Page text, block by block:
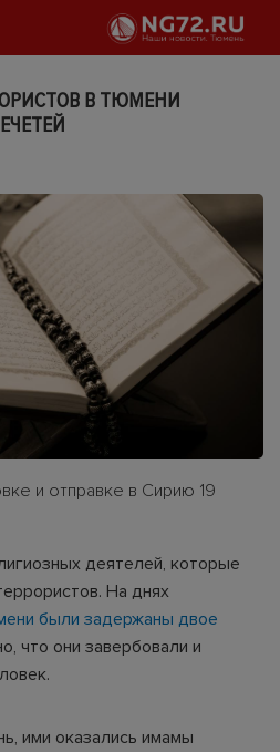
В ТЮМЕНИ
и отправке в Сирию 19
деятелей, которые
На днях
были задержаны двое
что они завербовали и
ими оказались имамы